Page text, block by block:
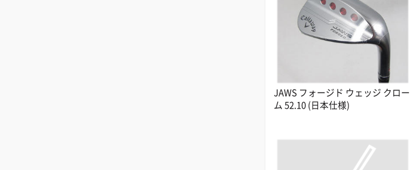
JAWS フォージド ウェッジ クロー
ム 52.10 (日本仕様)